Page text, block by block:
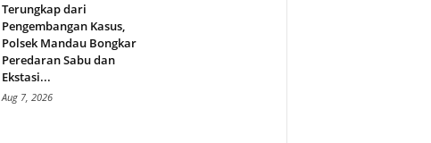
Terungkap dari
Pengembangan Kasus,
Polsek Mandau Bongkar
Peredaran Sabu dan
Ekstasi...
Aug 7, 2026